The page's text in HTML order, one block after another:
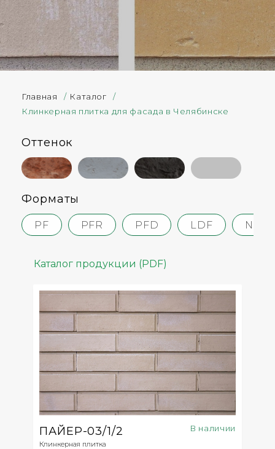
Главная / Каталог
/
Клинкерная плитка для фасада в Челябинске
Оттенок
Форматы
PF PFR PFD LDF NF
Каталог продукции (PDF)
ПАЙЕР-03/1/2
Клинкерная плитка
В наличии